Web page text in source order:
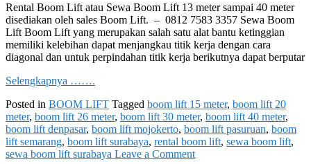
Rental Boom Lift atau Sewa Boom Lift 13 meter sampai 40 meter
disediakan oleh sales Boom Lift. – 0812 7583 3357 Sewa Boom
Lift Boom Lift yang merupakan salah satu alat bantu ketinggian
memiliki kelebihan dapat menjangkau titik kerja dengan cara
diagonal dan untuk perpindahan titik kerja berikutnya dapat berputar
Selengkapnya …….
Posted in BOOM LIFT Tagged boom lift 15 meter, boom lift 20
meter, boom lift 26 meter, boom lift 30 meter, boom lift 40 meter,
boom lift denpasar, boom lift mojokerto, boom lift pasuruan, boom
lift semarang, boom lift surabaya, rental boom lift, sewa boom lift,
sewa boom lift surabaya Leave a Commenton